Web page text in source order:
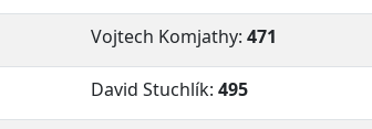
Vojtech Komjathy: 471
David Stuchlík: 495